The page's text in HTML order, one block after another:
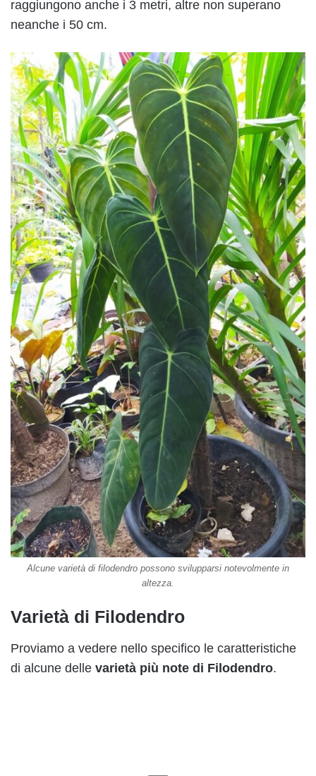
raggiungono anche i 3 metri, altre non superano
neanche i 50 cm.
Alcune varietà di filodendro possono svilupparsi notevolmente in
altezza.
Varietà di Filodendro
Proviamo a vedere nello specifico le caratteristiche
di alcune delle varietà più note di Filodendro.